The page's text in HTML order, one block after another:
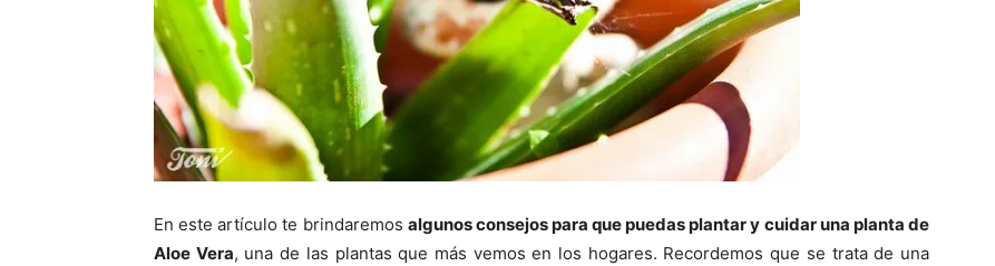
En este artículo te brindaremos algunos consejos para que puedas plantar y cuidar una planta de
Aloe Vera, una de las plantas que más vemos en los hogares. Recordemos que se trata de una